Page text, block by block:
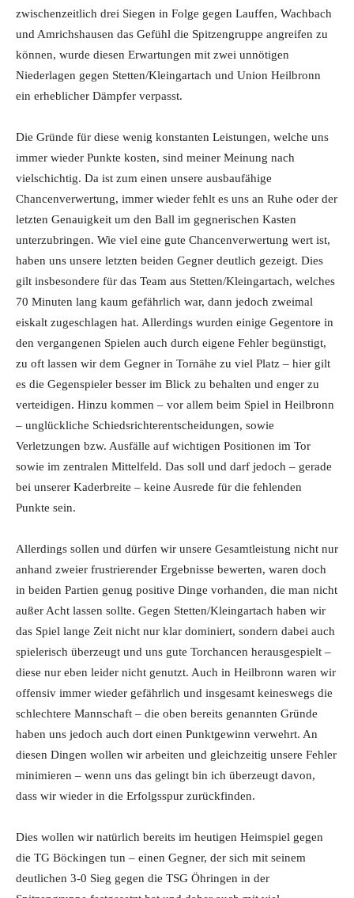
zwischenzeitlich drei Siegen in Folge gegen Lauffen, Wachbach
und Amrichshausen das Gefühl die Spitzengruppe angreifen zu
können, wurde diesen Erwartungen mit zwei unnötigen
Niederlagen gegen Stetten/Kleingartach und Union Heilbronn
ein erheblicher Dämpfer verpasst.
Die Gründe für diese wenig konstanten Leistungen, welche uns
immer wieder Punkte kosten, sind meiner Meinung nach
vielschichtig. Da ist zum einen unsere ausbaufähige
Chancenverwertung, immer wieder fehlt es uns an Ruhe oder der
letzten Genauigkeit um den Ball im gegnerischen Kasten
unterzubringen. Wie viel eine gute Chancenverwertung wert ist,
haben uns unsere letzten beiden Gegner deutlich gezeigt. Dies
gilt insbesondere für das Team aus Stetten/Kleingartach, welches
70 Minuten lang kaum gefährlich war, dann jedoch zweimal
eiskalt zugeschlagen hat. Allerdings wurden einige Gegentore in
den vergangenen Spielen auch durch eigene Fehler begünstigt,
zu oft lassen wir dem Gegner in Tornähe zu viel Platz – hier gilt
es die Gegenspieler besser im Blick zu behalten und enger zu
verteidigen. Hinzu kommen – vor allem beim Spiel in Heilbronn
– unglückliche Schiedsrichterentscheidungen, sowie
Verletzungen bzw. Ausfälle auf wichtigen Positionen im Tor
sowie im zentralen Mittelfeld. Das soll und darf jedoch – gerade
bei unserer Kaderbreite – keine Ausrede für die fehlenden
Punkte sein.
Allerdings sollen und dürfen wir unsere Gesamtleistung nicht nur
anhand zweier frustrierender Ergebnisse bewerten, waren doch
in beiden Partien genug positive Dinge vorhanden, die man nicht
außer Acht lassen sollte. Gegen Stetten/Kleingartach haben wir
das Spiel lange Zeit nicht nur klar dominiert, sondern dabei auch
spielerisch überzeugt und uns gute Torchancen herausgespielt –
diese nur eben leider nicht genutzt. Auch in Heilbronn waren wir
offensiv immer wieder gefährlich und insgesamt keineswegs die
schlechtere Mannschaft – die oben bereits genannten Gründe
haben uns jedoch auch dort einen Punktgewinn verwehrt. An
diesen Dingen wollen wir arbeiten und gleichzeitig unsere Fehler
minimieren – wenn uns das gelingt bin ich überzeugt davon,
dass wir wieder in die Erfolgsspur zurückfinden.
Dies wollen wir natürlich bereits im heutigen Heimspiel gegen
die TG Böckingen tun – einen Gegner, der sich mit seinem
deutlichen 3-0 Sieg gegen die TSG Öhringen in der